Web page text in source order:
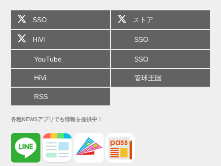
SSO ストア
HiVi SSO
YouTube SSO
HiVi 管球王国
RSS
各種NEWSアプリでも情報を提供中！